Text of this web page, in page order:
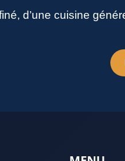
d’une cuisine